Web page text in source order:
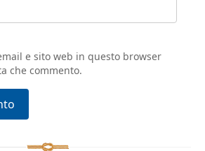
e sito web in questo browser
che commento.